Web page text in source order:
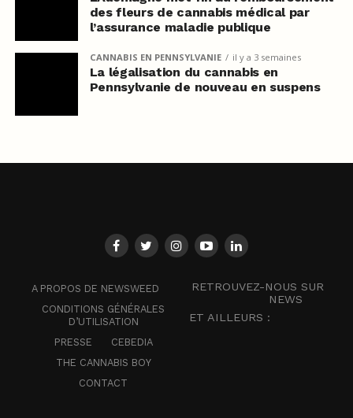
des fleurs de cannabis médical par
l’assurance maladie publique
CANNABIS EN PENNSYLVANIE il y a 3 semaines
La légalisation du cannabis en
Pennsylvanie de nouveau en suspens
A PROPOS DE NEWSWEED
CONDITIONS GÉNÉRALES
D’UTILISATION
PRESSE
CEBEDIA
THE CANNABIS BOY
CONTACT
RETROUVEZ-NOUS SUR
NEWS
ET AILLEURS :